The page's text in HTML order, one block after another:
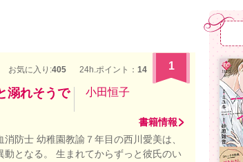
お気に入り:405 24h.ポイント： 14 1
溺れそうで
小田恒子
書籍情報
消防士 幼稚園教諭７年目の西川愛美は、
動となる。 生まれてからずっと彼氏のい